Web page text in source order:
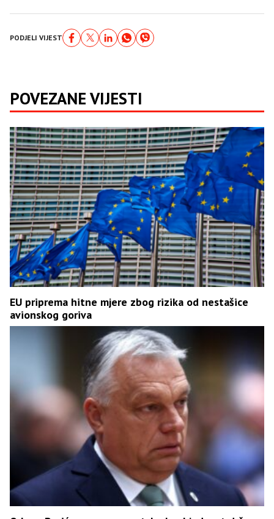
PODJELI VIJEST
POVEZANE VIJESTI
EU priprema hitne mjere zbog rizika od nestašice
avionskog goriva